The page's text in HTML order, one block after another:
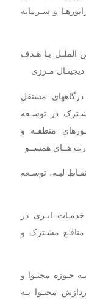
و سـرمایه
الملـل بـا هـدف
مـرزی
مستقل
در توسـعه
منطقـه و
هــای همســو
لبـه، توسـعه
ابـری در
مشـترک و
حـوزه محتـوا و
محتـوا بـه